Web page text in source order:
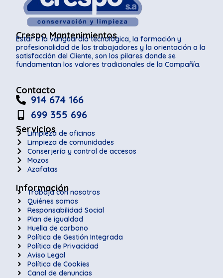
Crespo Mantenimientos
Estar a la vanguardia tecnológica, la formación y
profesionalidad de los trabajadores y la orientación a la
satisfacción del Cliente, son los pilares donde se
fundamentan los valores tradicionales de la Compañía.
Contacto
914 674 166
699 355 696
Servicios
Limpieza de oficinas
Limpieza de comunidades
Conserjería y control de accesos
Mozos
Azafatas
Información
Trabaja con nosotros
Quiénes somos
Responsabilidad Social
Plan de igualdad
Huella de carbono
Política de Gestión Integrada
Política de Privacidad
Aviso Legal
Política de Cookies
Canal de denuncias